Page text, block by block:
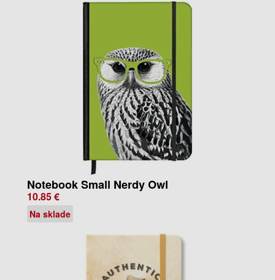
Notebook Small Nerdy Owl
10.85 €
Na sklade